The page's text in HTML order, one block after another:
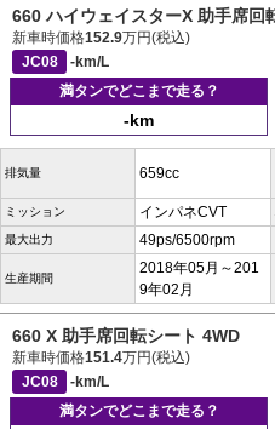
660 ハイウェイスターX 助手席回
新車時価格152.9万円(税込)
JC08
-km/L
満タンでどこまで走る？
-km
排気量 659cc
ミッション インパネCVT
最大出力 49ps/6500rpm
生産期間
2018年05月～201
9年02月
660 X 助手席回転シート 4WD
新車時価格151.4万円(税込)
JC08
-km/L
満タンでどこまで走る？